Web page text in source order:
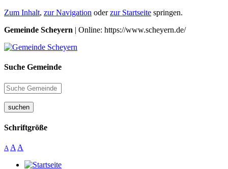
Zum Inhalt, zur Navigation oderzur Startseite springen.
Gemeinde Scheyern | Online: https://www.scheyern.de/
Suche Gemeinde
suchen
Schriftgröße
A A A